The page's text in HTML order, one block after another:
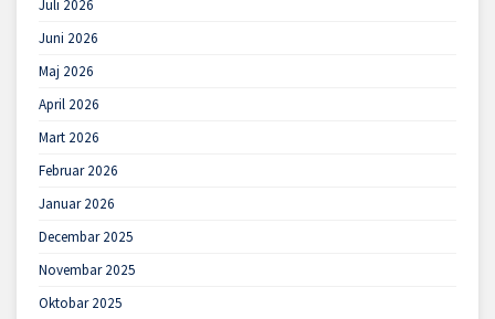
Juli 2026
Juni 2026
Maj 2026
April 2026
Mart 2026
Februar 2026
Januar 2026
Decembar 2025
Novembar 2025
Oktobar 2025